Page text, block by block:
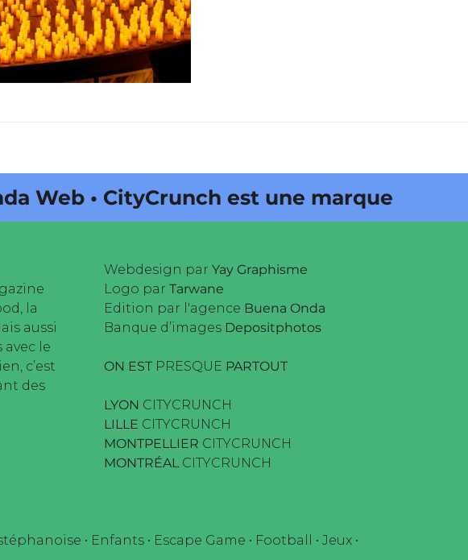
CityCrunch est une marque déposée •
la
aussi
le
c’est
des
Webdesign par Yay Graphisme
Logo par Tarwane
Edition par l'agence Buena Onda
Banque d’images Depositphotos
ON EST PRESQUE PARTOUT
LYON CITYCRUNCH
LILLE CITYCRUNCH
MONTPELLIER CITYCRUNCH
MONTRÉAL CITYCRUNCH
• Enfants • Escape Game • Football • Jeux •